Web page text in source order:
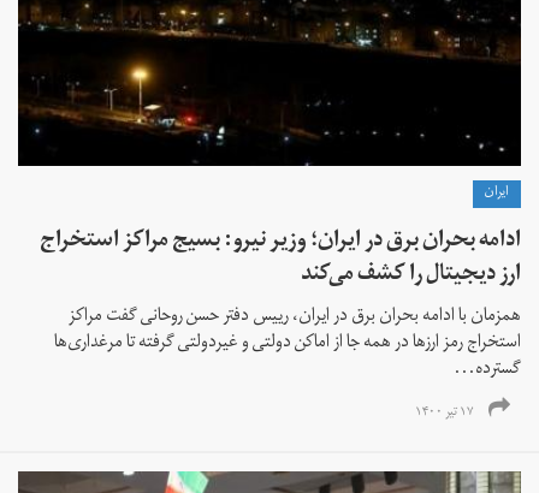
ايران
ادامه بحران برق در ایران؛ وزیر نیرو: بسیج مراکز استخراج
ارز دیجیتال را کشف می‌کند
همزمان با ادامه بحران برق در ایران، رییس دفتر حسن روحانی گفت مراکز
استخراج رمز ارزها در همه جا از اماکن دولتی و غیردولتی گرفته تا مرغداری‌ها
گسترده...
۱۷ تیر ۱۴۰۰